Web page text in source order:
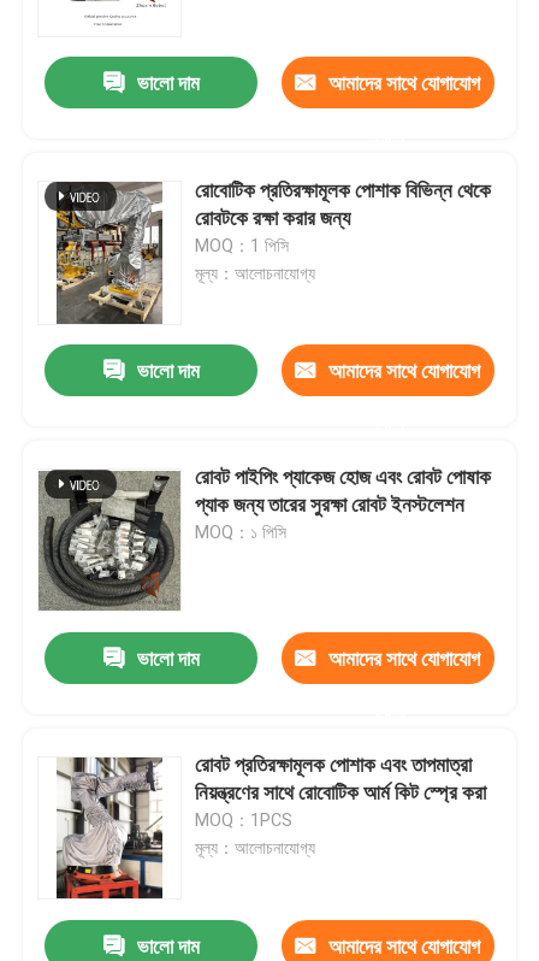
ভালো দাম আমাদের সাথে যোগাযোগ
রোবোটিক প্রতিরক্ষামূলক পোশাক বিভিন্ন থেকে
রোবটকে রক্ষা করার জন্য
MOQ：1 পিসি
মূল্য：আলোচনাযোগ্য
ভালো দাম আমাদের সাথে যোগাযোগ
রোবট পাইপিং প্যাকেজ হোজ এবং রোবট পোষাক
প্যাক জন্য তারের সুরক্ষা রোবট ইনস্টলেশন
MOQ：১ পিসি
ভালো দাম আমাদের সাথে যোগাযোগ
রোবট প্রতিরক্ষামূলক পোশাক এবং তাপমাত্রা
নিয়ন্ত্রণের সাথে রোবোটিক আর্ম কিট স্প্রে করা
MOQ：1PCS
মূল্য：আলোচনাযোগ্য
ভালো দাম আমাদের সাথে যোগাযোগ